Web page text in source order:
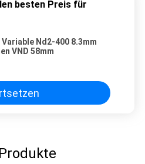
besten Preis für
Variable Nd2-400 8.3mm
VND 58mm